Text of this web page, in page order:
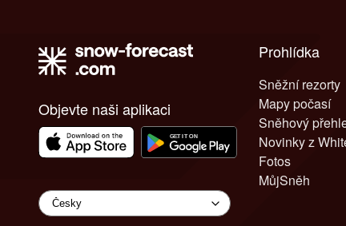
Objevte naši aplikaci
Prohlídka
Sněžní rezorty
Mapy počasí
Sněhový
Novinky z
Fotos
MůjSněh